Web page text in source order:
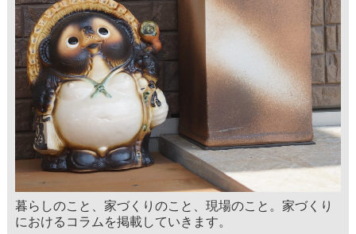
暮らしのこと、家づくりのこと、現場のこと。家づくり
におけるコラムを掲載していきます。